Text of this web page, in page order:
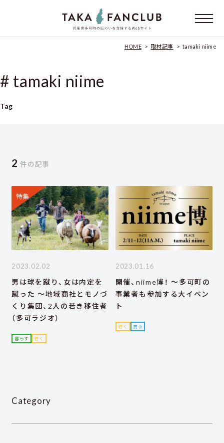
HOME > 取材記事 > tamaki niime
# tamaki niime
Tag
2 件の記事
特集
2023.02.02
男は球を蹴り、女は内定を
蹴った ～地域商社とモノづ
くり集団、2人の若き移住者
（多可ラジオ）
暮らす 行く
2023.01.16
開催、niime博！ ～多可町の
事業者も参加する大イベン
ト
行く 買う
Category